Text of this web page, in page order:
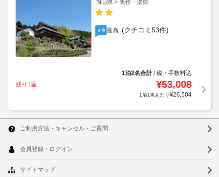
岡山県 > 美作・湯郷
4.9 最高 (クチコミ53件)
1泊2名合計/税・手数料込
残り1室
¥53,008
1泊1名あたり¥26,504